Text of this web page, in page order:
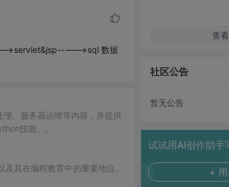
>servlet&jsp----->sql 数据
、服务器运维等内容，并提供
技能。,
其在编程教育中的重要地位。
查
社区公告
暂无公告
试试用AI创作助手
+